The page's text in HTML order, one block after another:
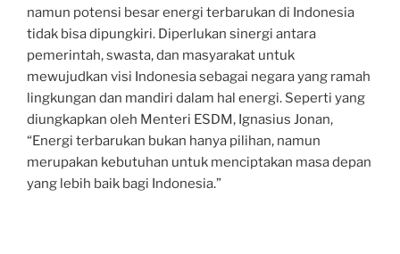
namun potensi besar energi terbarukan di Indonesia
tidak bisa dipungkiri. Diperlukan sinergi antara
pemerintah, swasta, dan masyarakat untuk
mewujudkan visi Indonesia sebagai negara yang ramah
lingkungan dan mandiri dalam hal energi. Seperti yang
diungkapkan oleh Menteri ESDM, Ignasius Jonan,
“Energi terbarukan bukan hanya pilihan, namun
merupakan kebutuhan untuk menciptakan masa depan
yang lebih baik bagi Indonesia.”